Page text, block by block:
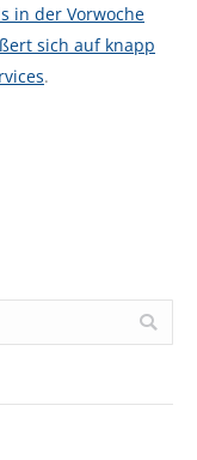
in der Vorwoche
sich auf knapp
.